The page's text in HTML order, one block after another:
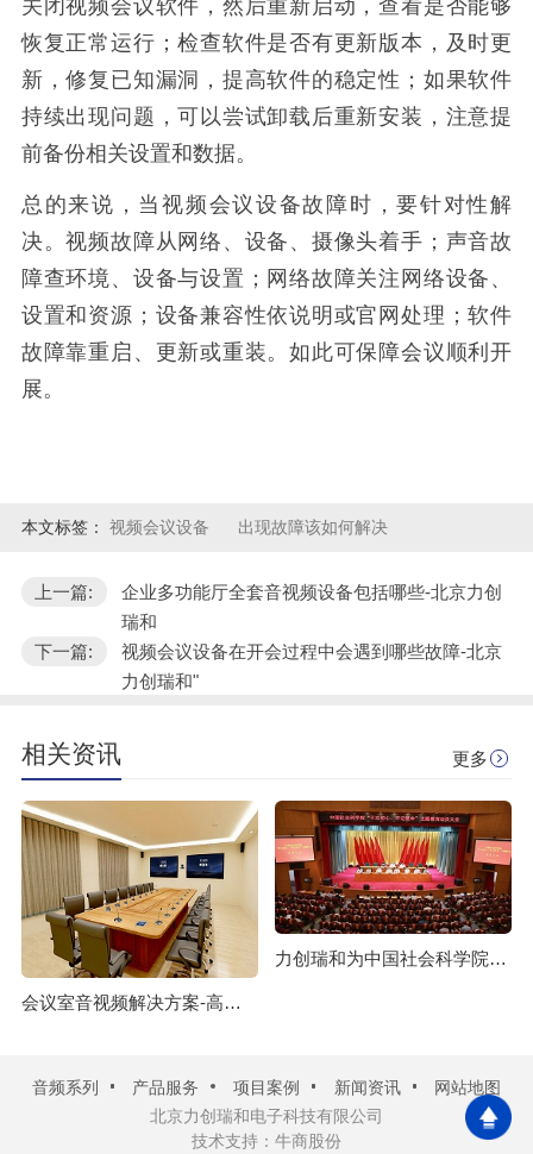
关闭视频会议软件，然后重新启动，查看是否能够
恢复正常运行；检查软件是否有更新版本，及时更
新，修复已知漏洞，提高软件的稳定性；如果软件
持续出现问题，可以尝试卸载后重新安装，注意提
前备份相关设置和数据。
总的来说，当视频会议设备故障时，要针对性解
决。视频故障从网络、设备、摄像头着手；声音故
障查环境、设备与设置；网络故障关注网络设备、
设置和资源；设备兼容性依说明或官网处理；软件
故障靠重启、更新或重装。如此可保障会议顺利开
展。
本文标签： 视频会议设备 出现故障该如何解决
上一篇:
企业多功能厅全套音视频设备包括哪些-北京力创
瑞和
下一篇:
视频会议设备在开会过程中会遇到哪些故障-北京
力创瑞和"
相关资讯 更多
会议室音视频解决方案-高质量的会议室音响、大屏系统如何布置？
力创瑞和为中国社会科学院建设音视频系统
音频系列 产品服务 项目案例 新闻资讯
网站地图
北京力创瑞和电子科技有限公司
技术支持：牛商股份